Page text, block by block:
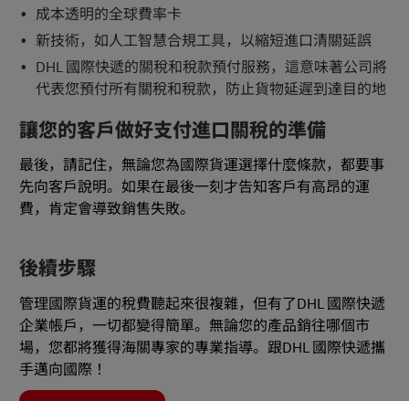
成本透明的全球費率卡
新技術，如人工智慧合規工具，以縮短進口清關延誤
DHL 國際快遞的關稅和稅款預付服務，這意味著公司將
代表您預付所有關稅和稅款，防止貨物延遲到達目的地
讓您的客戶做好支付進口關稅的準備
最後，請記住，無論您為國際貨運選擇什麼條款，都要事
先向客戶說明。如果在最後一刻才告知客戶有高昂的運
費，肯定會導致銷售失敗。
後續步驟
管理國際貨運的稅費聽起來很複雜，但有了DHL 國際快遞
企業帳戶，一切都變得簡單。無論您的產品銷往哪個市
場，您都將獲得海關專家的專業指導。跟DHL 國際快遞攜
手邁向國際！